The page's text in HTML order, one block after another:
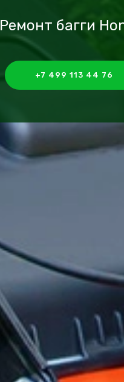
Ремонт багги
+7 499 113 44 76